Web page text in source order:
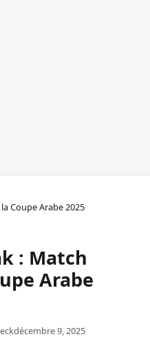
Coupe Arabe 2025
: Match
Arabe
décembre 9, 2025